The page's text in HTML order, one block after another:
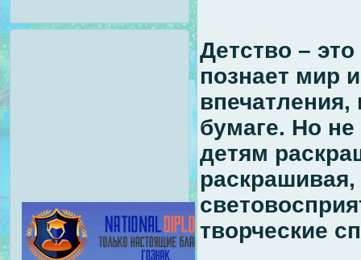
Детство –
познает мир
бумаге. Но
детям
раскрашивая,
творческие